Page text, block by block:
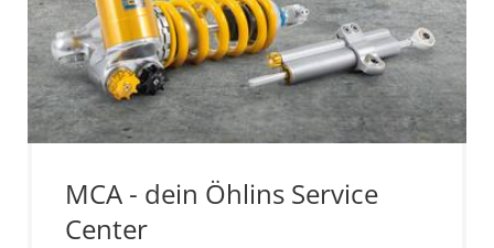
MCA - dein Öhlins Service
Center